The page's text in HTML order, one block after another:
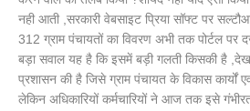
नही आती ,सरकारी वेबसाइट प्रिया सॉफ्ट पर
312 ग्राम पंचायतों का विवरण अभी तक पोर्टल पर
बड़ा सवाल यह है कि इसमें बड़ी गलती किसकी है
प्रशासन की है जिसे ग्राम पंचायत के विकास कार्यों
लेकिन अधिकारियों कर्मचारियों ने आज तक इसे